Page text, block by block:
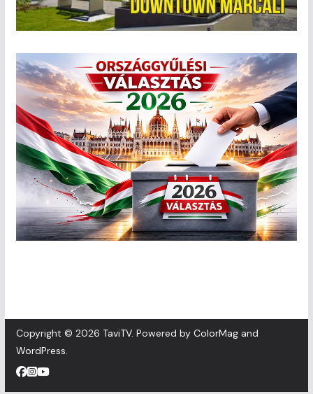
Copyright © 2026 TaviTV. Powered by ColorMagand
WordPress.